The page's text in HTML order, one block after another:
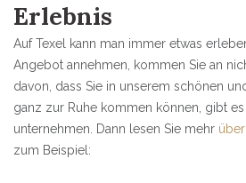
Erlebnis
Auf Texel kann man immer etwas
Angebot annehmen, kommen Sie an
davon, dass Sie in unserem schönen
ganz zur Ruhe kommen können, gibt
unternehmen. Dann lesen Sie mehr über
zum Beispiel: